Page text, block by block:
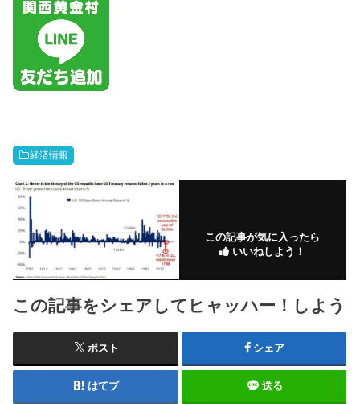
経済情報
この記事が気に入ったら
いいねしよう！
この記事をシェアしてヒャッハー！しよう
ポスト シェア
はてブ 送る